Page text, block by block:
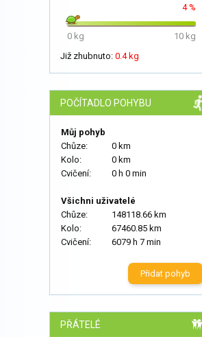
4 %
0 kg
10 kg
Již zhubnuto: 0.4 kg
POČÍTADLO POHYBU
Můj pohyb
Chůze:
0 km
Kolo:
0 km
Cvičení:
0 h 0 min
Všichni uživatelé
Chůze:
148118.66 km
Kolo:
67460.85 km
Cvičení:
6079 h 7 min
Přidat pohyb
PŘÁTELÉ